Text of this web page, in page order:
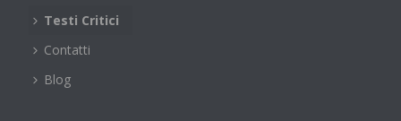
Testi Critici
Contatti
Blog